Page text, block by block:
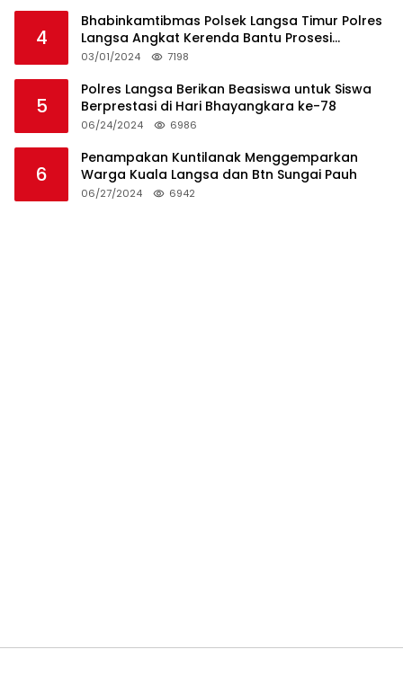
4
Bhabinkamtibmas Polsek Langsa Timur Polres
Langsa Angkat Kerenda Bantu Prosesi
Pemakaman Warga
03/01/2024 7198
5
Polres Langsa Berikan Beasiswa untuk Siswa
Berprestasi di Hari Bhayangkara ke-78
06/24/2024 6986
6
Penampakan Kuntilanak Menggemparkan
Warga Kuala Langsa dan Btn Sungai Pauh
06/27/2024 6942